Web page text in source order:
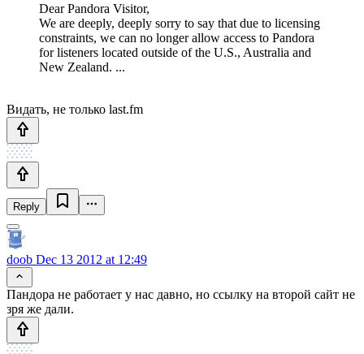
Dear Pandora Visitor,
We are deeply, deeply sorry to say that due to licensing
constraints, we can no longer allow access to Pandora
for listeners located outside of the U.S., Australia and
New Zealand. ...
Видать, не только last.fm
Reply
doob Dec 13 2012 at 12:49
Пандора не работает у нас давно, но ссылку на второй сайт не
зря же дали.